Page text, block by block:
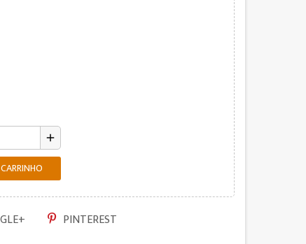
add
PINTEREST